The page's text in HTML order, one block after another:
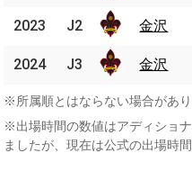
2023 金沢
2024 金沢
2023 J2 金沢
2024 J3 金沢
※所属順とはならない場合があり
※出場時間の数値はアディショ
ましたが、現在は公式の出場時